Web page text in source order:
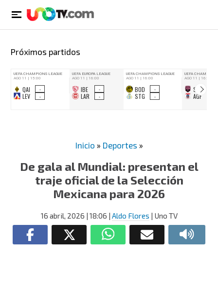
Próximos partidos
Inicio » Deportes »
De gala al Mundial: presentan el
traje oficial de la Selección
Mexicana para 2026
16 abril, 2026 | 18:06 | Aldo Flores | Uno TV